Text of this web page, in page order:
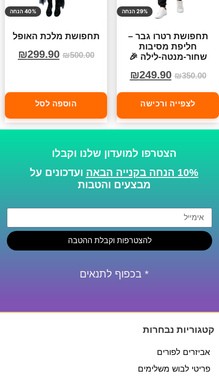
29% הנחה
תחפושת רטרו גבר –
חליפת מסיבות
שחור-מנטה-לילה 🎉
₪350.00
₪249.90
לצפייה ורכישה
40% הנחה
תחפושת מלכת האופל
₪500.00
₪299.90
הוספה לסל
הצטרפו למועדון שלנו וקבלו
10% הנחה בקנייה הבאה
ועדכונים על
מבצעים והטבות
להצטרפות וקבלת ההטבה
* בכפוף לתנאים
קטגוריות נבחרות
אביזרים לפורים
פריטי לבוש משלימים